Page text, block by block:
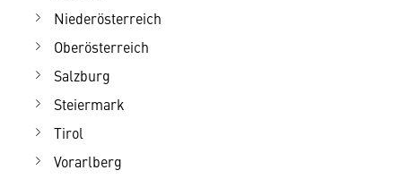
Niederösterreich
Oberösterreich
Salzburg
Steiermark
Tirol
Vorarlberg